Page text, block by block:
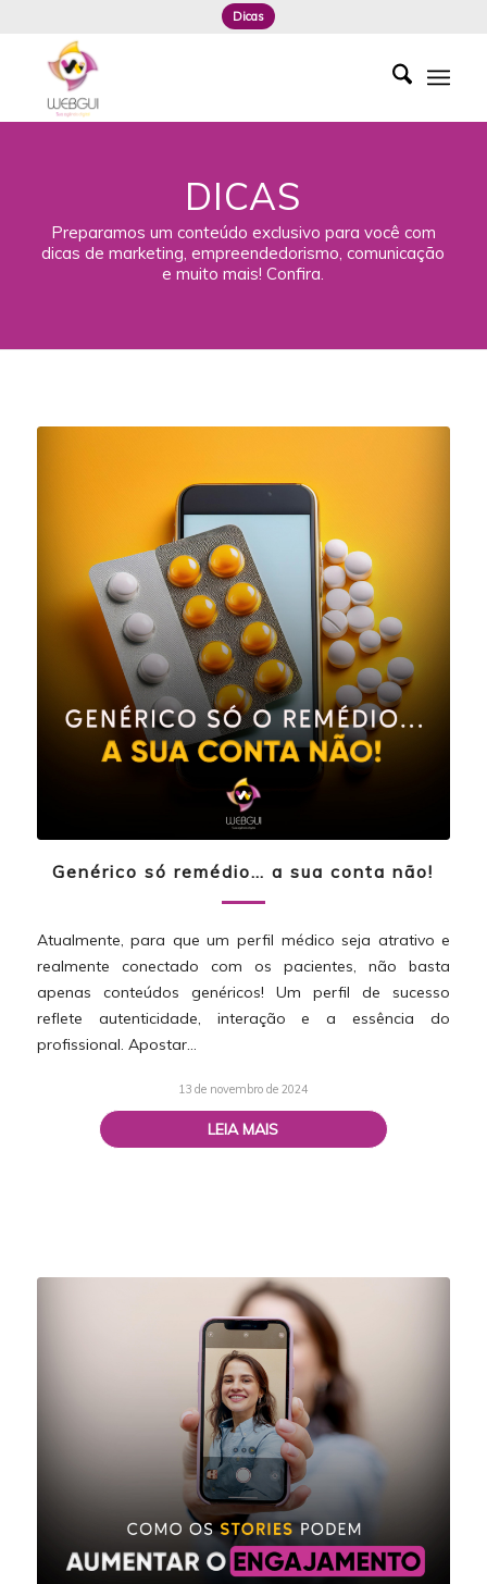
Dicas
DICAS
Preparamos um conteúdo exclusivo para você com
dicas de marketing, empreendedorismo, comunicação
e muito mais! Confira.
Genérico só remédio… a sua conta não!
Atualmente, para que um perfil médico seja atrativo e
realmente conectado com os pacientes, não basta
apenas conteúdos genéricos! Um perfil de sucesso
reflete autenticidade, interação e a essência do
profissional. Apostar…
LEIA MAIS
13 de novembro de 2024